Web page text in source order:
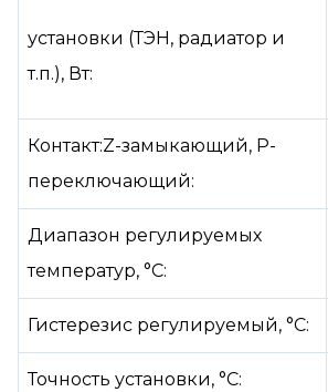
установки (ТЭН, радиатор и
т.п.), Вт:
Контакт:Z-замыкающий, P-
переключающий:
Диапазон регулируемых
температур, °С:
Гистерезис регулируемый, °С:
Точность установки, °С: